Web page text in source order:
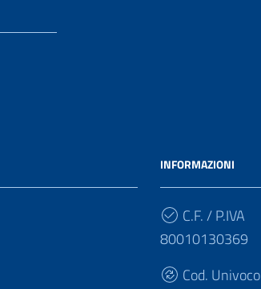
INFORMAZIONI
C.F. / P.IVA
80010130369
Cod. Univoco